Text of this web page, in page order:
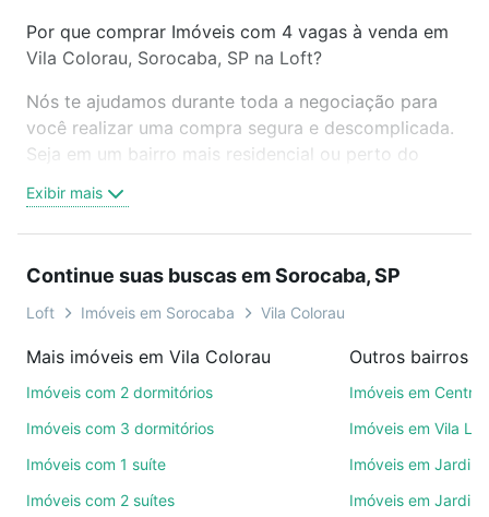
Por que comprar Imóveis com 4 vagas à venda em
Vila Colorau, Sorocaba, SP na Loft?
Nós te ajudamos durante toda a negociação para
você realizar uma compra segura e descomplicada.
Seja em um bairro mais residencial ou perto do
oferta ideal de Imóveis com 4 vagas à venda em
Vila Colorau, Sorocaba, SP para conquistar seu
videochamada, é grátis, sem compromisso e você
ainda conta com mais de 46 mil corretores e
de imóveis.
ruas, bairros e até condomínios favoritos. Você
também pode usar os filtros como quantidade de
Exibir mais
Continue suas buscas em Sorocaba, SP
Loft Imóveis em Sorocaba Vila Colorau
Mais imóveis em Vila Colorau
Imóveis com 2 dormitórios
Imóveis com 3 dormitórios
Imóveis com 1 suíte
Imóveis com 2 suítes
Outros bairros
Imóveis em Centro
Imóveis em Vila
Imóveis em Jardim
Imóveis em Jardim